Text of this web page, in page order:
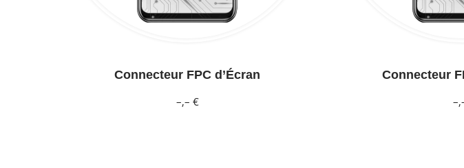
Connecteur FPC d’Écran
–,– €
Connecteur